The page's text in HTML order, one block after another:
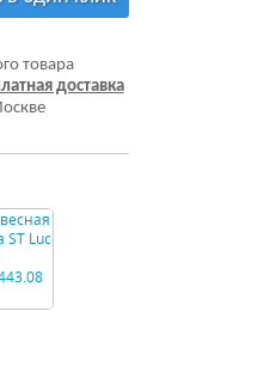
товара
доставка